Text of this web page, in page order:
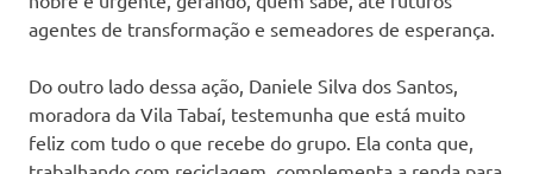
agentes de transformação e semeadores de esperança.
Do outro lado dessa ação, Daniele Silva dos Santos,
moradora da Vila Tabaí, testemunha que está muito
feliz com tudo o que recebe do grupo. Ela conta que,